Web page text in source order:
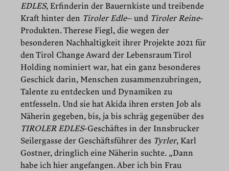
EDLES, Erfinderin der Bauernkiste und treibende
Kraft hinter den Tiroler Edle– und Tiroler Reine-
Produkten. Therese Fiegl, die wegen der
besonderen Nachhaltigkeit ihrer Projekte 2021 für
den Tirol Change Award der Lebensraum Tirol
Holding nominiert war, hat ein ganz besonderes
Geschick darin, Menschen zusammenzubringen,
Talente zu entdecken und Dynamiken zu
entfesseln. Und sie hat Akida ihren ersten Job als
Näherin gegeben, bis, ja bis schräg gegenüber des
TIROLER EDLES-Geschäftes in der Innsbrucker
Seilergasse der Geschäftsführer des Tyrler, Karl
Gostner, dringlich eine Näherin suchte. „Dann
habe ich hier angefangen. Aber ich bin Frau